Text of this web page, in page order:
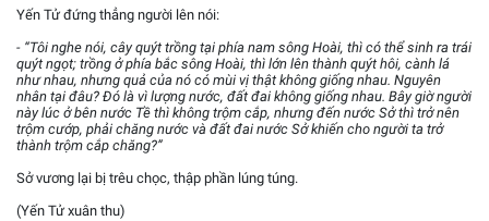
Yến Tử đứng thẳng người lên nói:
- “Tôi nghe nói, cây quýt trồng tại phía nam sông Hoài, thì có thể sinh ra trái
quýt ngọt; trồng ở phía bắc sông Hoài, thì lớn lên thành quýt hôi, cành lá
như nhau, nhưng quả của nó có mùi vị thật không giống nhau. Nguyên
nhân tại đâu? Đó là vì lượng nước, đất đai không giống nhau. Bây giờ người
này lúc ở bên nước Tề thì không trộm cắp, nhưng đến nước Sở thì trở nên
trộm cướp, phải chăng nước và đất đai nước Sở khiến cho người ta trở
thành trộm cắp chăng?”
Sở vương lại bị trêu chọc, thập phần lúng túng.
(Yến Tử xuân thu)